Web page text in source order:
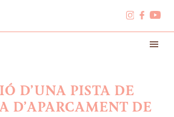
D’UNA PISTA DE
D’APARCAMENT DE